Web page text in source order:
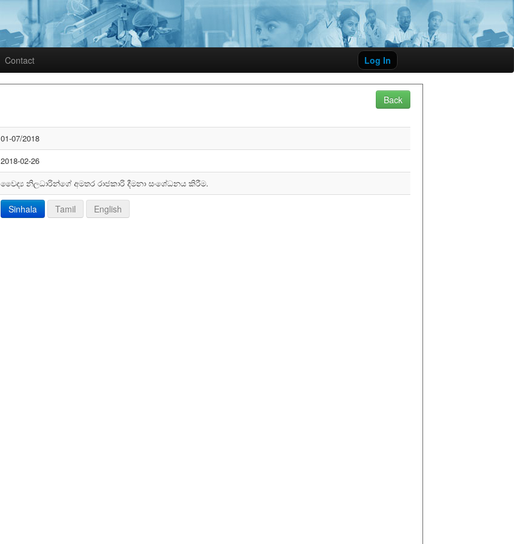
Contact Log In
Back
01-07/2018
2018-02-26
වෛද්‍ය නිලධාරින්ගේ අමතර රාජකාරි දීමනා සංශේධනය කිරීම.
Sinhala Tamil English